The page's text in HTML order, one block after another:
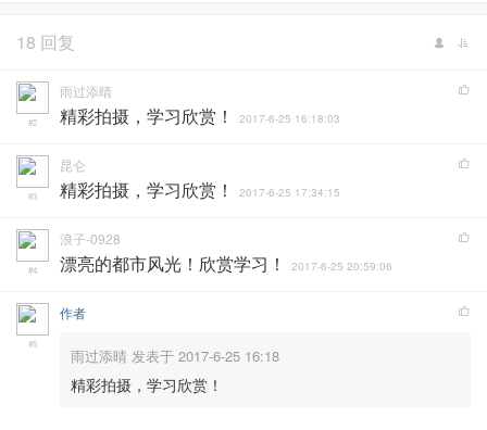
18 回复
雨过添晴
#2 精彩拍摄，学习欣赏！ 2017-6-25 16:18:03
昆仑
#3 精彩拍摄，学习欣赏！ 2017-6-25 17:34:15
浪子-0928
#4 漂亮的都市风光！欣赏学习！ 2017-6-25 20:59:06
作者
#5
雨过添晴 发表于 2017-6-25 16:18
精彩拍摄，学习欣赏！